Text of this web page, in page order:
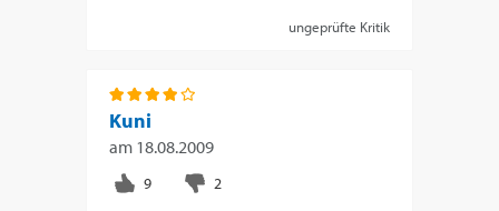
ungeprüfte Kritik
Kuni
am 18.08.2009